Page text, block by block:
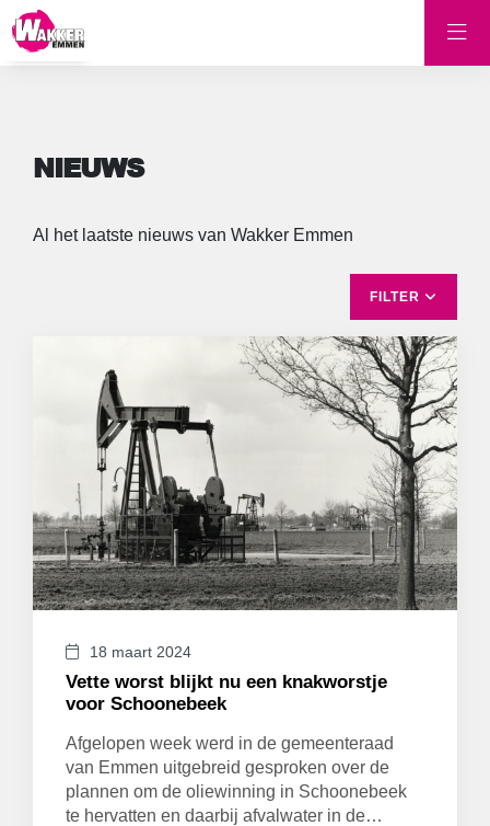
NIEUWS
Al het laatste nieuws van Wakker Emmen
FILTER
EMMER-COMPASCUUM
ERICA
FINANCIËN
GEEN CATEGORIE
KLAZIENAVEEN
LOKALE POLITIEK
MILIEU & DUURZAAMHEID
NIEUW-AMSTERDAM / VEENOORD
NIEUW-DORDRECHT / ORANJEDORP
SOCIALE ZAKEN
VEILIGHEID
WEERDINGE / NIEUW-WEERDINGE
WEITEVEEN
ZWARTEMEER / BARGER-COMPASCUUM
18 maart 2024
Vette worst blijkt nu een knakworstje
voor Schoonebeek
Afgelopen week werd in de gemeenteraad
van Emmen uitgebreid gesproken over de
plannen om de oliewinning in Schoonebeek
te hervatten en daarbij afvalwater in de…